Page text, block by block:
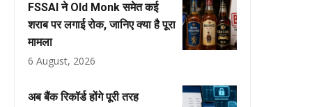
FSSAI ने Old Monk समेत कई
शराब पर लगाई रोक, जानिए क्या है पूरा
मामला
6 August, 2026
अब बैंक रिकॉर्ड होंगे पूरी तरह